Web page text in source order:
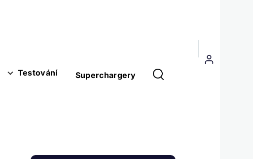
Testování Superchargery
Menu
uživatelského